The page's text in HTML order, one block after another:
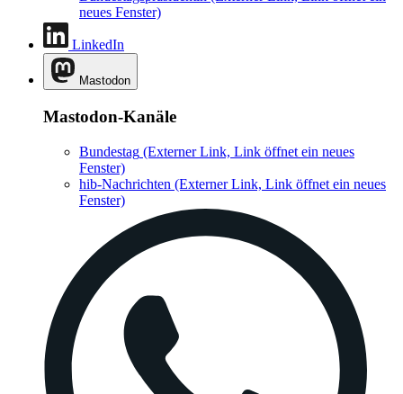
neues Fenster)
LinkedIn
Mastodon
Mastodon-Kanäle
Bundestag (Externer Link, Link öffnet ein neues
Fenster)
hib-Nachrichten (Externer Link, Link öffnet ein neues
Fenster)